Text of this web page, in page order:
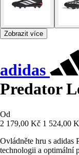
Zobrazit více
adidas
Predator
Od
2 179,00 Kč 1 524,00
Ovládněte hru s adidas
technologii a optimální